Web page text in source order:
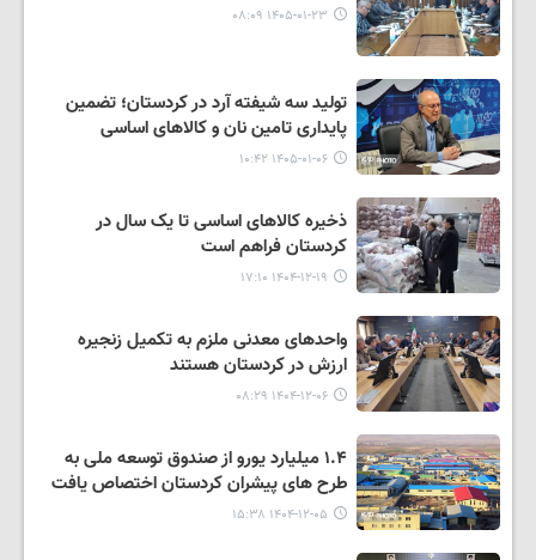
۱۴۰۵-۰۱-۲۳ ۰۸:۰۹
تولید سه شیفته آرد در کردستان؛ تضمین
پایداری تامین نان و کالاهای اساسی
۱۴۰۵-۰۱-۰۶ ۱۰:۴۲
ذخیره کالاهای اساسی تا یک سال در
کردستان فراهم است
۱۴۰۴-۱۲-۱۹ ۱۷:۱۰
واحدهای معدنی ملزم به تکمیل زنجیره
ارزش در کردستان هستند
۱۴۰۴-۱۲-۰۶ ۰۸:۲۹
۱.۴ میلیارد یورو از صندوق توسعه ملی به
طرح های پیشران کردستان اختصاص یافت
۱۴۰۴-۱۲-۰۵ ۱۵:۳۸